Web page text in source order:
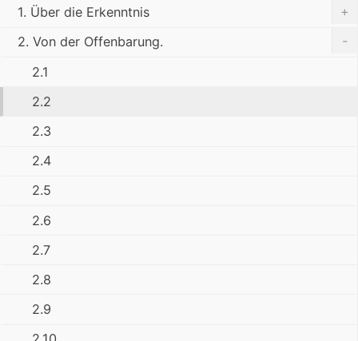
1. Über die Erkenntnis
+
2. Von der Offenbarung.
-
2.1
2.2
2.3
2.4
2.5
2.6
2.7
2.8
2.9